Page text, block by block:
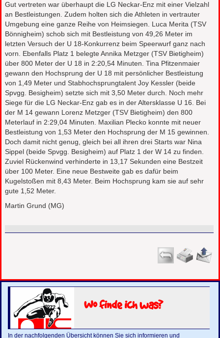
Gut vertreten war überhaupt die LG Neckar-Enz mit einer Vielzahl
an Bestleistungen. Zudem holten sich die Athleten in vertrauter
Umgebung eine ganze Reihe von Heimsiegen. Luca Merita (TSV
Bönnigheim) schob sich mit Bestleistung von 49,26 Meter im
letzten Versuch der U 18-Konkurrenz beim Speerwurf ganz nach
vorn. Ebenfalls Platz 1 belegte Annika Metzger (TSV Bietigheim)
über 800 Meter der U 18 in 2:20,54 Minuten. Tina Pfitzenmaier
gewann den Hochsprung der U 18 mit persönlicher Bestleistung
von 1,49 Meter und Stabhochsprungtalent Joy Kessler (beide
Spvgg. Besigheim) setzte sich mit 3,50 Meter durch. Noch mehr
Siege für die LG Neckar-Enz gab es in der Altersklasse U 16. Bei
der M 14 gewann Lorenz Metzger (TSV Bietigheim) den 800
Meterlauf in 2:29,04 Minuten. Maxilian Plecko konnte mit neuer
Bestleistung von 1,53 Meter den Hochsprung der M 15 gewinnen.
Doch damit nicht genug, gleich bei all ihren drei Starts war Nina
Sippel (beide Spvgg. Besigheim) auf Platz 1 der W 14 zu finden.
Zuviel Rückenwind verhinderte in 13,17 Sekunden eine Bestzeit
über 100 Meter. Eine neue Bestweite gab es dafür beim
Kugelstoßen mit 8,43 Meter. Beim Hochsprung kam sie auf sehr
gute 1,52 Meter.
Martin Grund (MG)
Wo finde ich was?
In der nachfolgenden Übersicht können Sie sich informieren und